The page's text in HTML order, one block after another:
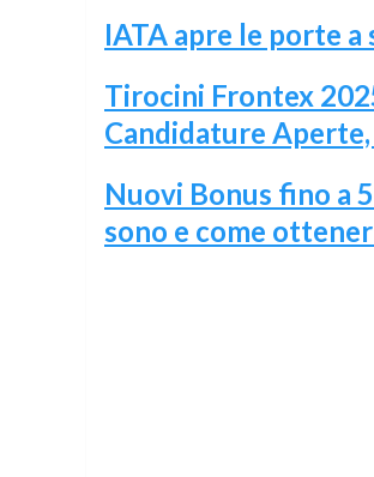
IATA apre le porte
Tirocini Frontex
Candidature
Nuovi Bonus fino a
sono e come